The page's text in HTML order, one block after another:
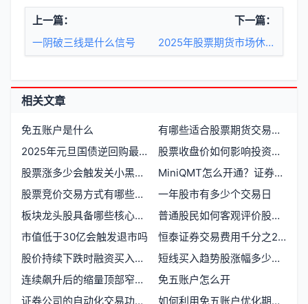
上一篇：
一阴破三线是什么信号
下一篇：
2025年股票期货市场休市时间如何安排
相关文章
免五账户是什么
有哪些适合股票期货交易的免费量化自动交易软件推荐
2025年元旦国债逆回购最新收益率如何查询
股票收盘价如何影响投资决策
股票涨多少会触发关小黑屋机制
MiniQMT怎么开通？证券公司如何接入量化交易系统
股票竞价交易方式有哪些类型
一年股市有多少个交易日
板块龙头股具备哪些核心特征
普通股民如何客观评价股神巴菲特
市值低于30亿会触发退市吗
恒泰证券交易费用千分之2.6怎么这么高？
股价持续下跌时融资买入有什么风险
短线买入趋势股涨幅多少适合介入
连续飙升后的缩量顶部窄幅盘整是顶部信号吗
免五账户怎么开
证券公司的自动化交易功能解析与选择指南
如何利用免五账户优化期货交易成本？